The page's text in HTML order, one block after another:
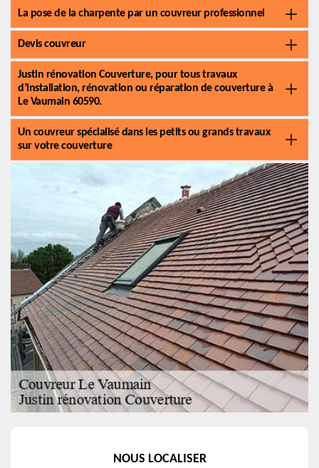
La pose de la charpente par un couvreur professionnel
Devis couvreur
Justin rénovation Couverture, pour tous travaux
d’installation, rénovation ou réparation de couverture à
Le Vaumain 60590.
Un couvreur spécialisé dans les petits ou grands travaux
sur votre couverture
NOUS LOCALISER